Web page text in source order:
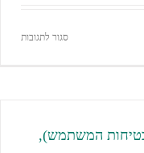
סגור לתגובות
המשתמש),